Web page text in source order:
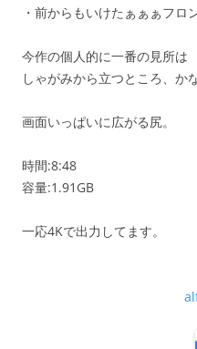
・前からもいけたぁぁぁフロ
今作の個人的に一番の見所は
しゃがみから立つところ、か
画面いっぱいに広がる尻。
時間:8:48
容量:1.91GB
一応4Kで出力してます。